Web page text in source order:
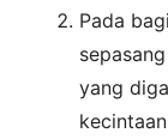
Pada
yang